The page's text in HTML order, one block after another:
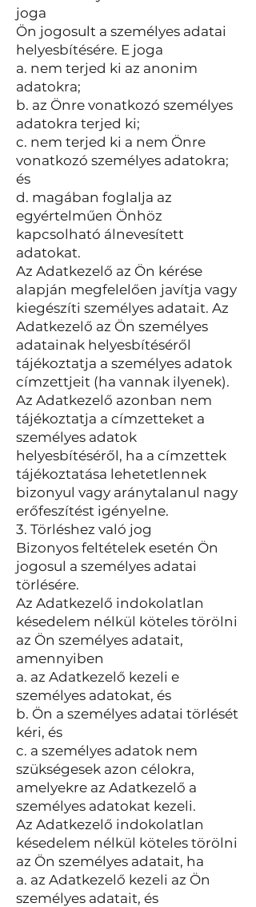
joga
Ön jogosult a személyes adatai
helyesbítésére. E joga
a. nem terjed ki az anonim
adatokra;
b. az Önre vonatkozó személyes
adatokra terjed ki;
c. nem terjed ki a nem Önre
vonatkozó személyes adatokra;
és
d. magában foglalja az
egyértelműen Önhöz
kapcsolható álnevesített
adatokat.
Az Adatkezelő az Ön kérése
alapján megfelelően javítja vagy
kiegészíti személyes adatait. Az
Adatkezelő az Ön személyes
adatainak helyesbítéséről
tájékoztatja a személyes adatok
címzettjeit (ha vannak ilyenek).
Az Adatkezelő azonban nem
tájékoztatja a címzetteket a
személyes adatok
helyesbítéséről, ha a címzettek
tájékoztatása lehetetlennek
bizonyul vagy aránytalanul nagy
erőfeszítést igényelne.
3. Törléshez való jog
Bizonyos feltételek esetén Ön
jogosul a személyes adatai
törlésére.
Az Adatkezelő indokolatlan
késedelem nélkül köteles törölni
az Ön személyes adatait,
amennyiben
a. az Adatkezelő kezeli e
személyes adatokat, és
b. Ön a személyes adatai törlését
kéri, és
c. a személyes adatok nem
szükségesek azon célokra,
amelyekre az Adatkezelő a
személyes adatokat kezeli.
Az Adatkezelő indokolatlan
késedelem nélkül köteles törölni
az Ön személyes adatait, ha
a. az Adatkezelő kezeli az Ön
személyes adatait, és